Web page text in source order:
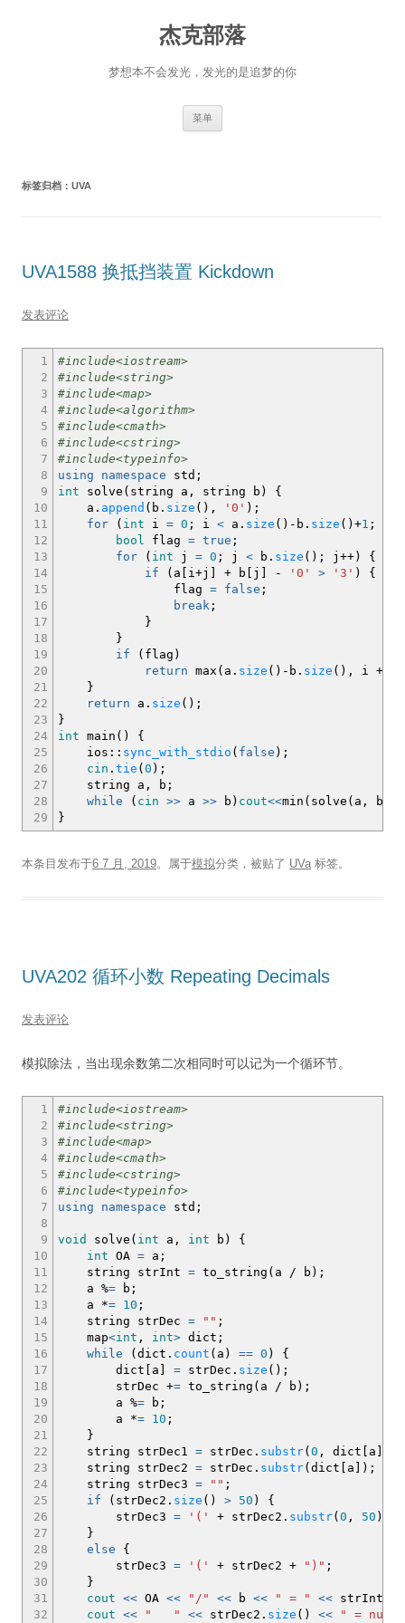
杰克部落
梦想本不会发光，发光的是追梦的你
菜单
标签归档： UVA
UVA1588 换抵挡装置 Kickdown
发表评论
1
2
3
4
5
6
7
8
9
10
11
12
13
14
15
16
17
18
19
20
21
22
23
24
25
26
27
28
29
#include<iostream>
#include<string>
#include<map>
#include<algorithm>
#include<cmath>
#include<cstring>
#include<typeinfo>
using
namespace std ;
int solve ( string a, string b )
{
a. append ( b. size ( ) , '0' ) ;
for
( int i = 0 ; i < a. size ( ) - b. size ( ) +1 ;
bool flag = true ;
for
( int j = 0 ; j < b. size ( ) ; j ++)
{
if
( a i+j + b j - '0' > '3' )
{
flag = false ;
break ;
}
}
if
( flag )
return max ( a. size ( ) - b. size ( ) , i +
}
return a. size ( ) ;
}
int main ( )
{
ios :: sync_with_stdio ( false ) ;
cin . tie ( 0 ) ;
string a, b ;
while
( cin >> a >> b ) cout<<min ( solve ( a, b
}
本条目发布于6 7 月, 2019。属于模拟分类，被贴了 UVa 标签。
UVA202 循环小数 Repeating Decimals
发表评论
模拟除法，当出现余数第二次相同时可以记为一个循环节。
1
2
3
4
5
6
7
8
9
10
11
12
13
14
15
16
17
18
19
20
21
22
23
24
25
26
27
28
29
30
31
32
#include<iostream>
#include<string>
#include<map>
#include<cmath>
#include<cstring>
#include<typeinfo>
using
namespace std ;
void solve ( int a, int b )
{
int OA = a ;
string strInt = to_string ( a / b ) ;
a %= b ;
a *= 10 ;
string strDec = "" ;
map<int , int> dict ;
while
( dict. count ( a ) == 0 )
{
dict
a = strDec. size ( ) ;
strDec += to_string ( a / b ) ;
a %= b ;
a *= 10 ;
}
string strDec1 = strDec. substr( 0 , dict a
string strDec2 = strDec. substr( dict a ) ;
string strDec3 = "" ;
if
( strDec2. size ( ) > 50 )
{
strDec3 = '(' + strDec2. substr( 0 , 50 )
}
else
{
strDec3 = '(' + strDec2 + ")" ;
}
cout << OA << "/" << b << " = " << strInt
cout << " " << strDec2. size ( ) << " =